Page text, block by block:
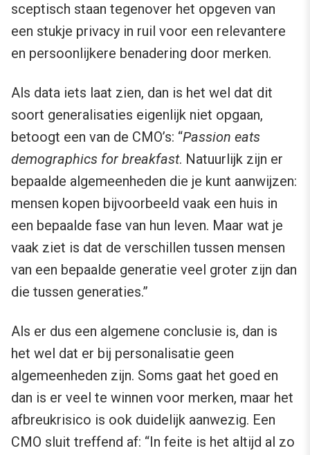
sceptisch staan tegenover het opgeven van
een stukje privacy in ruil voor een relevantere
en persoonlijkere benadering door merken.
Als data iets laat zien, dan is het wel dat dit
soort generalisaties eigenlijk niet opgaan,
betoogt een van de CMO’s: “Passion eats
demographics for breakfast. Natuurlijk zijn er
bepaalde algemeenheden die je kunt aanwijzen:
mensen kopen bijvoorbeeld vaak een huis in
een bepaalde fase van hun leven. Maar wat je
vaak ziet is dat de verschillen tussen mensen
van een bepaalde generatie veel groter zijn dan
die tussen generaties.”
Als er dus een algemene conclusie is, dan is
het wel dat er bij personalisatie geen
algemeenheden zijn. Soms gaat het goed en
dan is er veel te winnen voor merken, maar het
afbreukrisico is ook duidelijk aanwezig. Een
CMO sluit treffend af: “In feite is het altijd al zo